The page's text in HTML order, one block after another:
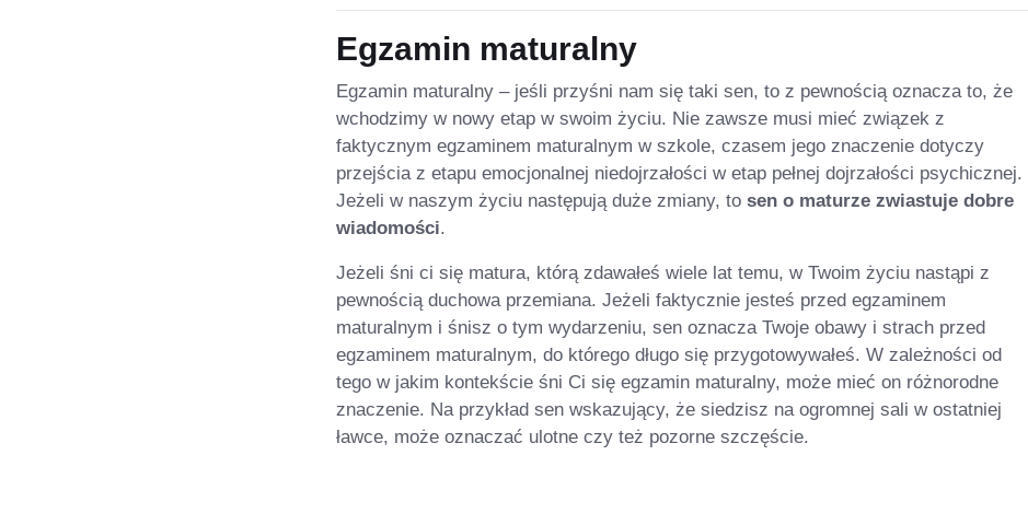
Egzamin maturalny
Egzamin maturalny – jeśli przyśni nam się taki sen, to z pewnością oznacza to, że
wchodzimy w nowy etap w swoim życiu. Nie zawsze musi mieć związek z
faktycznym egzaminem maturalnym w szkole, czasem jego znaczenie dotyczy
przejścia z etapu emocjonalnej niedojrzałości w etap pełnej dojrzałości psychicznej.
Jeżeli w naszym życiu następują duże zmiany, to sen o maturze zwiastuje dobre
wiadomości.
Jeżeli śni ci się matura, którą zdawałeś wiele lat temu, w Twoim życiu nastąpi z
pewnością duchowa przemiana. Jeżeli faktycznie jesteś przed egzaminem
maturalnym i śnisz o tym wydarzeniu, sen oznacza Twoje obawy i strach przed
egzaminem maturalnym, do którego długo się przygotowywałeś. W zależności od
tego w jakim kontekście śni Ci się egzamin maturalny, może mieć on różnorodne
znaczenie. Na przykład sen wskazujący, że siedzisz na ogromnej sali w ostatniej
ławce, może oznaczać ulotne czy też pozorne szczęście.